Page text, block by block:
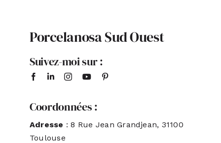
Porcelanosa Sud Ouest
Suivez-moi sur :
Coordonnées :
Adresse : 8 Rue Jean Grandjean, 31100
Toulouse
S’ABONNER